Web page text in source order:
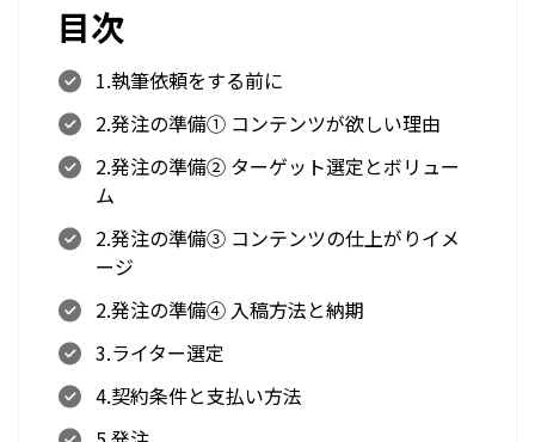
目次
1.執筆依頼をする前に
2.発注の準備① コンテンツが欲しい理由
2.発注の準備② ターゲット選定とボリュー
ム
2.発注の準備③ コンテンツの仕上がりイメ
ージ
2.発注の準備④ 入稿方法と納期
3.ライター選定
4.契約条件と支払い方法